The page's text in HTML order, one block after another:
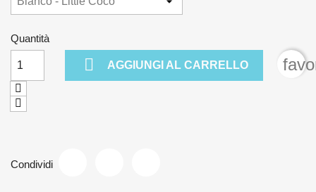
Quantità
 AGGIUNGI AL CARRELLO
Condividi